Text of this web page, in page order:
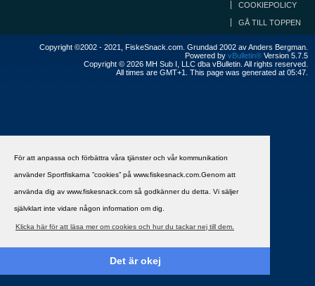
För att anpassa och förbättra våra tjänster och vår kommunikation
använder Sportfiskarna ”cookies” på www.fiskesnack.com.Genom att
använda dig av www.fiskesnack.com så godkänner du detta. Vi säljer
självklart inte vidare någon information om dig.
Klicka här för att läsa mer om cookies och hur du tackar nej till dem.
Det är okej
COOKIEPOLICY
GÅ TILL TOPPEN
Copyright ©2002 - 2021, FiskeSnack.com. Grundad 2002 av Anders Bergman.
Powered by vBulletin® Version 5.7.5
Copyright © 2026 MH Sub I, LLC dba vBulletin. All rights reserved.
All times are GMT+1. This page was generated at 05:47.